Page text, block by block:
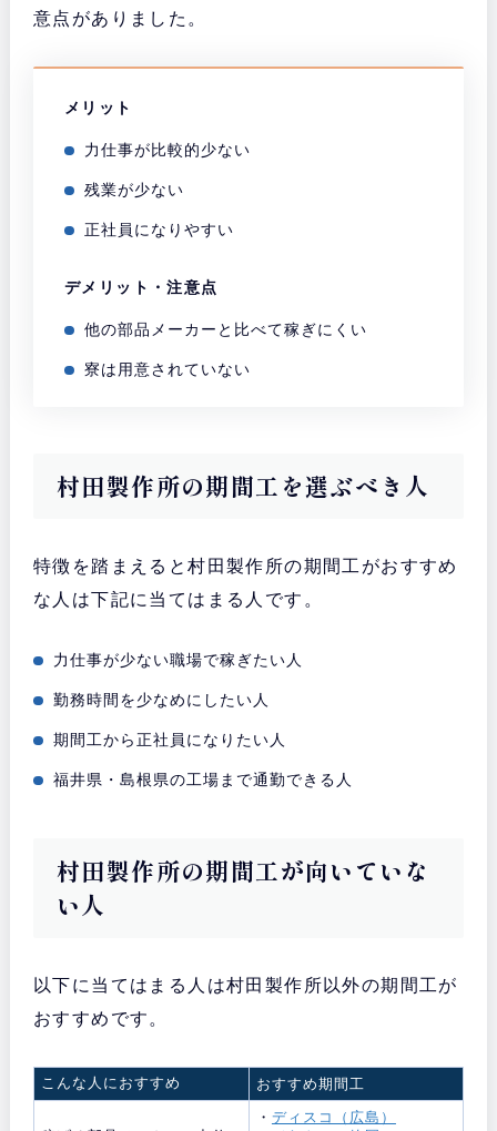
意点がありました。
メリット
力仕事が比較的少ない
残業が少ない
正社員になりやすい
デメリット・注意点
他の部品メーカーと比べて稼ぎにくい
寮は用意されていない
村田製作所の期間工を選ぶべき人
特徴を踏まえると村田製作所の期間工がおすすめ
な人は下記に当てはまる人です。
力仕事が少ない職場で稼ぎたい人
勤務時間を少なめにしたい人
期間工から正社員になりたい人
福井県・島根県の工場まで通勤できる人
村田製作所の期間工が向いていな
い人
以下に当てはまる人は村田製作所以外の期間工が
おすすめです。
こんな人におすすめ おすすめ期間工
・ ディスコ（広島）